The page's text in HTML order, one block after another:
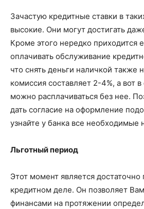
Зачастую кредитные ставки в
высокие. Они могут достигать
Кроме этого нередко приходится
оплачивать обслуживание
что снять деньги наличкой также
комиссия составляет 2-4%, а вот
можно расплачиваться без нее.
дать согласие на оформление
узнайте у банка все необходимые
Льготный период
Этот момент является
кредитном деле. Он позволяет
финансами на протяжении